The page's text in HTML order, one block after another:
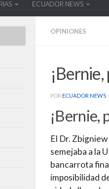
ECUADOR NEWS
OPINIONES
POR ECUADOR NEWS ·
¡Bernie,
El Dr.
semejaba a la
bancarrota
imposibilidad